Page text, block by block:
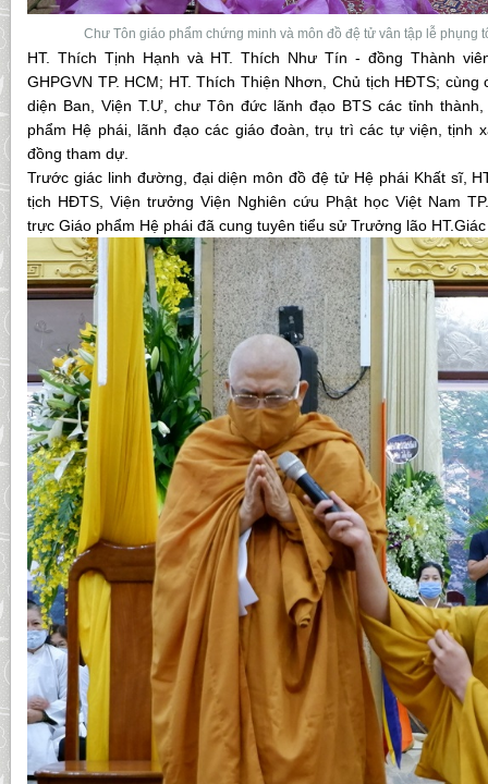
Chư Tôn giáo phẩm chứng minh và môn đồ đệ tử vân tập lễ phụng
HT. Thích Tịnh Hạnh và HT. Thích Như Tín - đồng Thành
GHPGVN TP. HCM; HT. Thích Thiện Nhơn, Chủ tịch HĐTS;
diện Ban, Viện T.Ư, chư Tôn đức lãnh đạo BTS các tỉnh
phẩm Hệ phái, lãnh đạo các giáo đoàn, trụ trì các tự viện, tịnh
đồng tham dự.
Trước giác linh đường, đại diện môn đồ đệ tử Hệ phái Khất sĩ,
tịch HĐTS, Viện trưởng Viện Nghiên cứu Phật học Việt Nam
trực Giáo phẩm Hệ phái đã cung tuyên tiểu sử Trưởng lão